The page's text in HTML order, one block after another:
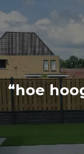
naar
de
inhoud
“hoe